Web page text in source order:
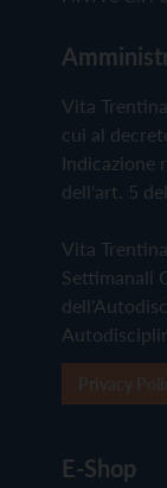
Vita
cui al
Indicazione
dell'art. 5
Vita
Settimanali
E-Shop